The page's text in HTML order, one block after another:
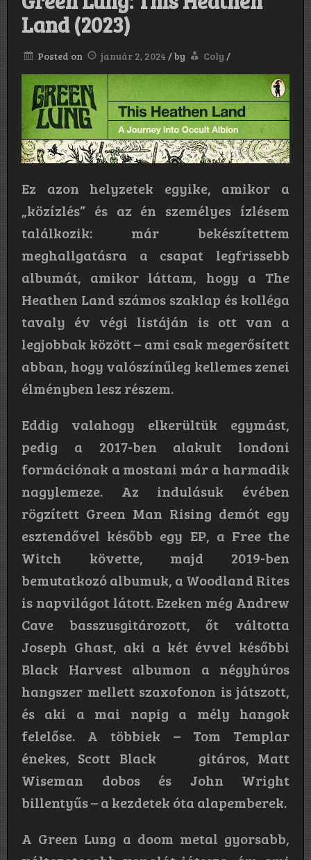
Land (2023)
Posted on január 2, 2024 /by Coly /
Ez azon helyzetek egyike, amikor a
„közízlés” és az én személyes ízlésem
találkozik: már bekészítettem
meghallgatásra a csapat legfrissebb
albumát, amikor láttam, hogy a The
Heathen Land számos szaklap és kolléga
tavaly év végi listáján is ott van a
legjobbak között – ami csak megerősített
abban, hogy valószínűleg kellemes zenei
élményben lesz részem.
Eddig valahogy elkerültük egymást,
pedig a 2017-ben alakult londoni
formációnak a mostani már a harmadik
nagylemeze. Az indulásuk évében
rögzített Green Man Rising demót egy
esztendővel később egy EP, a Free the
Witch követte, majd 2019-ben
bemutatkozó albumuk, a Woodland Rites
is napvilágot látott. Ezeken még Andrew
Cave basszusgitározott, őt váltotta
Joseph Ghast, aki a két évvel későbbi
Black Harvest albumon a négyhúros
hangszer mellett szaxofonon is játszott,
és aki a mai napig a mély hangok
felelőse. A többiek – Tom Templar
énekes, Scott Black gitáros, Matt
Wiseman dobos és John Wright
billentyűs – a kezdetek óta alapemberek.
A Green Lung a doom metal gyorsabb,